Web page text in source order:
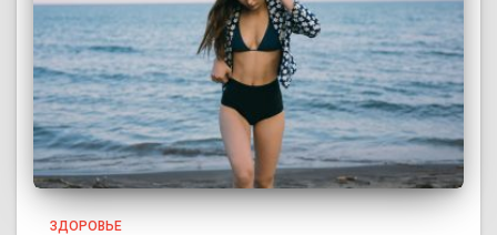
ЗДОРОВЬЕ